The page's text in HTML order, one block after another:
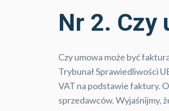
Nr 2.
Czy umowa może być
Trybunał Sprawiedliwości
VAT na podstawie faktury.
sprzedawców. Wyjaśnijmy,